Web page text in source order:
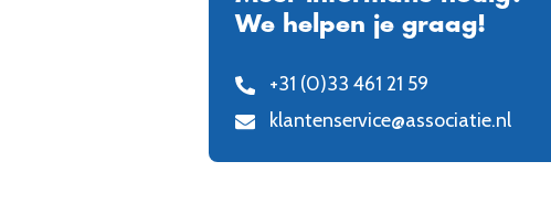
We helpen je graag!
+31 (0)33 461 21 59
klantenservice@associatie.nl